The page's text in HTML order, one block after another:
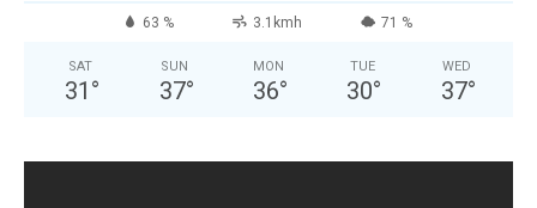
63 % 3.1kmh 71 %
SAT
31 °
SUN
37°
MON
36°
TUE
30°
WED
37°